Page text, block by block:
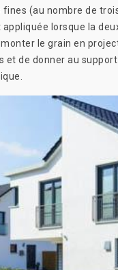
fines (au nombre de
appliquée lorsque la
le grain en
et de donner au